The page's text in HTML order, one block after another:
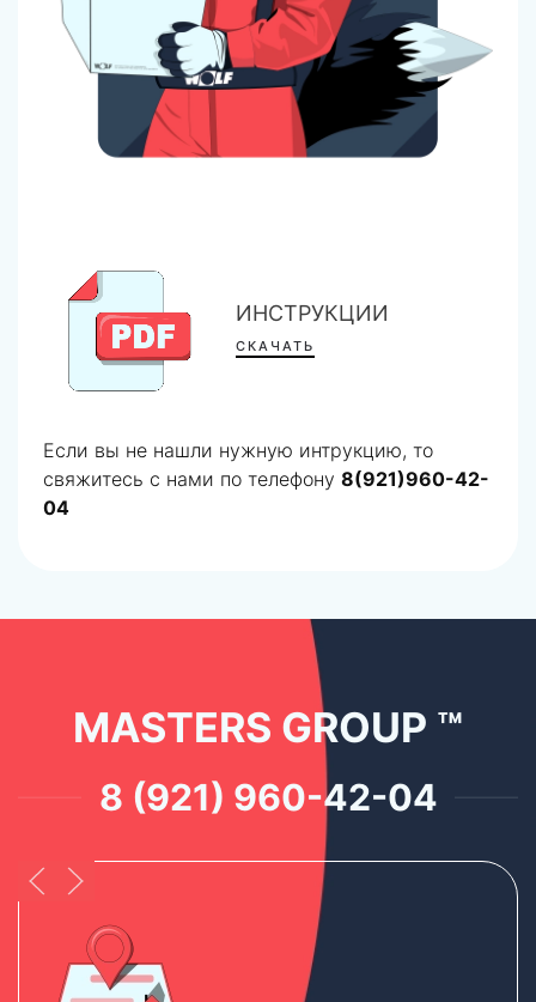
ИНСТРУКЦИИ
СКАЧАТЬ
Если вы не нашли нужную интрукцию, то
свяжитесь с нами по телефону 8(921)960-42-
04
MASTERS GROUP ™
8 (921) 960-42-04